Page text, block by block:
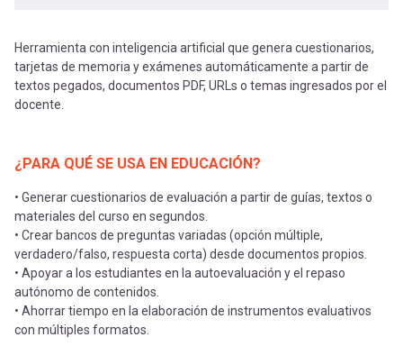
mi
cuenta
Herramienta con inteligencia artificial que genera cuestionarios,
tarjetas de memoria y exámenes automáticamente a partir de
textos pegados, documentos PDF, URLs o temas ingresados por el
docente.
¿PARA QUÉ SE USA EN EDUCACIÓN?
• Generar cuestionarios de evaluación a partir de guías, textos o
materiales del curso en segundos.
• Crear bancos de preguntas variadas (opción múltiple,
verdadero/falso, respuesta corta) desde documentos propios.
• Apoyar a los estudiantes en la autoevaluación y el repaso
autónomo de contenidos.
• Ahorrar tiempo en la elaboración de instrumentos evaluativos
con múltiples formatos.